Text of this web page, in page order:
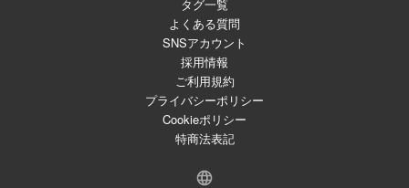
タグ一覧
よくある質問
SNSアカウント
採用情報
ご利用規約
プライバシーポリシー
Cookieポリシー
特商法表記